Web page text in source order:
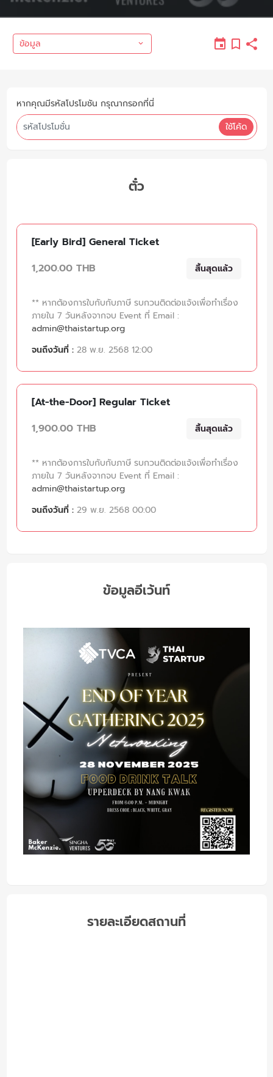
ข้อมูล
หากคุณมีรหัสโปรโมชัน กรุณากรอกที่นี่
ใช้โค้ด
ตั๋ว
[Early Bird] General Ticket
1,200.00 THB
สิ้นสุดแล้ว
** หากต้องการใบกับกับภาษี รบกวนติดต่อแจ้งเพื่อทำเรื่อง
ภายใน 7 วันหลังจากจบ Event ที่ Email :
admin@thaistartup.org
จนถึงวันที่ : 28 พ.ย. 2568 12:00
[At-the-Door] Regular Ticket
1,900.00 THB
สิ้นสุดแล้ว
** หากต้องการใบกับกับภาษี รบกวนติดต่อแจ้งเพื่อทำเรื่อง
ภายใน 7 วันหลังจากจบ Event ที่ Email :
admin@thaistartup.org
จนถึงวันที่ : 29 พ.ย. 2568 00:00
ข้อมูลอีเว้นท์
รายละเอียดสถานที่